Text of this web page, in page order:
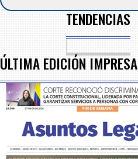
TENDENCIAS
ÚLTIMA EDICIÓN IMPRESA